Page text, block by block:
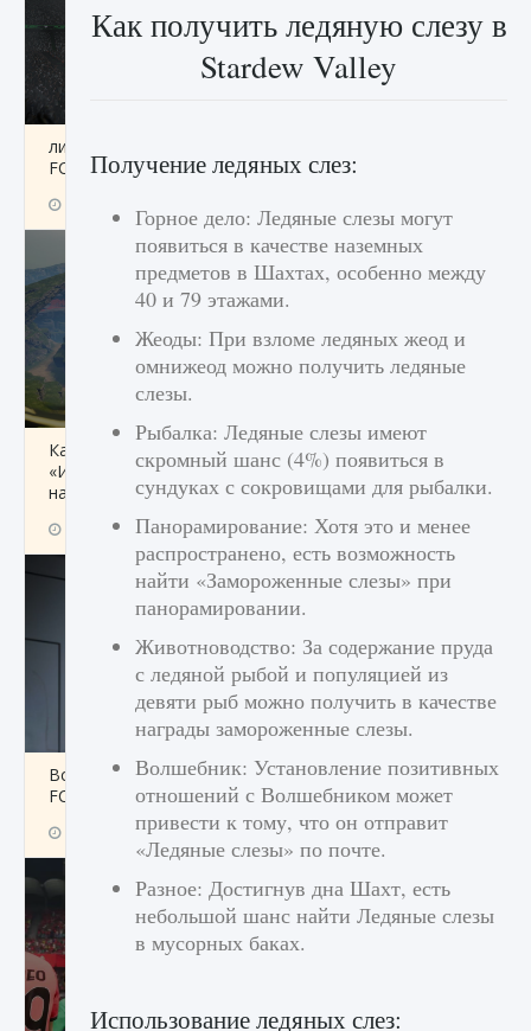
лицензии, лиги, команды и стадионы в EA
FC 25
Как исправить ошибку Palworld EPalworld
«Идет сохранение мира — Невозможно
начать сохранение данных мира»
9 августа 2024 2 711 0 0
Все новые функции в режиме карьеры EA
FC 25
9 августа 2024 2 096 0 2
Как получить ледяную слезу в
Stardew Valley
Получение ледяных слез:
Горное дело: Ледяные слезы могут
появиться в качестве наземных
предметов в Шахтах, особенно между
40 и 79 этажами.
Жеоды: При взломе ледяных жеод и
омнижеод можно получить ледяные
слезы.
Рыбалка: Ледяные слезы имеют
скромный шанс (4%) появиться в
сундуках с сокровищами для рыбалки.
Панорамирование: Хотя это и менее
распространено, есть возможность
найти «Замороженные слезы» при
панорамировании.
Животноводство: За содержание пруда
с ледяной рыбой и популяцией из
девяти рыб можно получить в качестве
награды замороженные слезы.
Волшебник: Установление позитивных
отношений с Волшебником может
привести к тому, что он отправит
«Ледяные слезы» по почте.
Разное: Достигнув дна Шахт, есть
небольшой шанс найти Ледяные слезы
в мусорных баках.
Использование ледяных слез: